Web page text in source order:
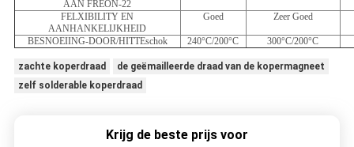
AAN FREON-22
FELXIBILITY EN
AANHANKELIJKHEID
Goed Zeer Goed
BESNOEIING-DOOR/HITTEschok 240°C/200°C 300°C/200°C
zachte koperdraad
de geëmailleerde draad van de kopermagneet
zelf solderable koperdraad
Krijg de beste prijs voor